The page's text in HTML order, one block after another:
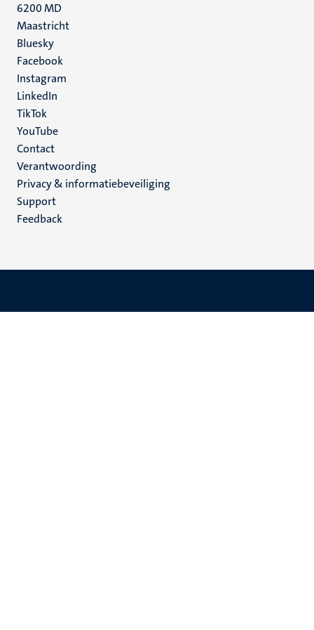
6200 MD
Maastricht
Social
media
Bluesky
Facebook
Instagram
LinkedIn
TikTok
YouTube
Menu
footer
(NL)
Contact
Verantwoording
Privacy & informatiebeveiliging
Support
Feedback